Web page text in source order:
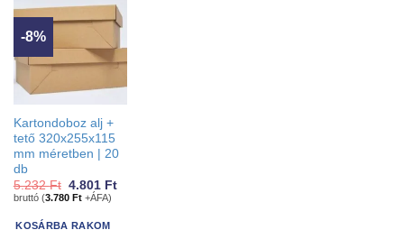
-8%
Kartondoboz alj +
tető 320x255x115
mm méretben | 20
db
5.232Ft Original
price
5.232 Ft.
4.801 FtCurrent
bruttó (3.780 Ft+ÁFA)
KOSÁRBA RAKOM